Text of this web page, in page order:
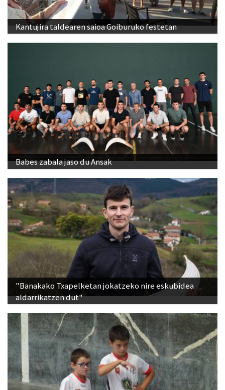
Kantujira taldearen saioa Goiburuko festetan
Babes zabala jaso du Ansak
"Banakako Txapelketan jokatzeko nire eskubidea
aldarrikatzen dut"